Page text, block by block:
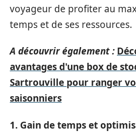
voyageur de profiter au
temps et de ses ressources.
A découvrir également :
avantages d'une box de
Sartrouville pour ranger
saisonniers
1. Gain de temps et